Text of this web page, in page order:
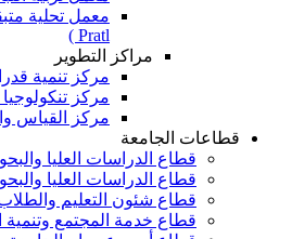
معمل تحلية
Pratl )
مراكز التطوير
مركز تنمية
مركز
مركز القياس
قطاعات الجامعة
قطاع الدراسات العليا
قطاع الدراسات العليا
قطاع شئون التعليم
قطاع خدمة المجتمع وتنمية